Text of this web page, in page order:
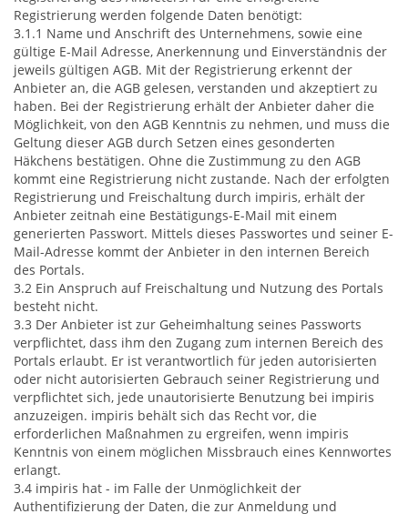
Registrierung werden folgende Daten benötigt:
3.1.1 Name und Anschrift des Unternehmens, sowie eine
gültige E-Mail Adresse, Anerkennung und Einverständnis der
jeweils gültigen AGB. Mit der Registrierung erkennt der
Anbieter an, die AGB gelesen, verstanden und akzeptiert zu
haben. Bei der Registrierung erhält der Anbieter daher die
Möglichkeit, von den AGB Kenntnis zu nehmen, und muss die
Geltung dieser AGB durch Setzen eines gesonderten
Häkchens bestätigen. Ohne die Zustimmung zu den AGB
kommt eine Registrierung nicht zustande. Nach der erfolgten
Registrierung und Freischaltung durch impiris, erhält der
Anbieter zeitnah eine Bestätigungs-E-Mail mit einem
generierten Passwort. Mittels dieses Passwortes und seiner E-
Mail-Adresse kommt der Anbieter in den internen Bereich
des Portals.
3.2 Ein Anspruch auf Freischaltung und Nutzung des Portals
besteht nicht.
3.3 Der Anbieter ist zur Geheimhaltung seines Passworts
verpflichtet, dass ihm den Zugang zum internen Bereich des
Portals erlaubt. Er ist verantwortlich für jeden autorisierten
oder nicht autorisierten Gebrauch seiner Registrierung und
verpflichtet sich, jede unautorisierte Benutzung bei impiris
anzuzeigen. impiris behält sich das Recht vor, die
erforderlichen Maßnahmen zu ergreifen, wenn impiris
Kenntnis von einem möglichen Missbrauch eines Kennwortes
erlangt.
3.4 impiris hat - im Falle der Unmöglichkeit der
Authentifizierung der Daten, die zur Anmeldung und